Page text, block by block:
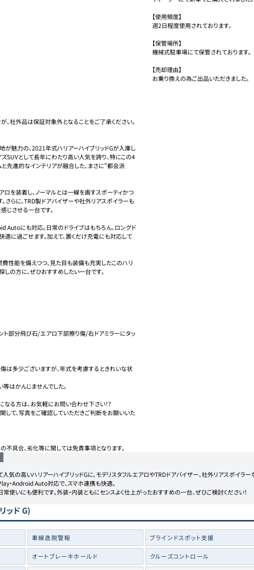
社外品は保証対象外となることをご了承ください。
魅力の、2021年式ハリアーハイブリッドGが入庫し
ズSUVとして長年にわたり高い人気を誇り、特にこの4
先進的なインテリアが融合した、まさに“都会派
ロを装着し、ノーマルとは一線を画すスポーティかつ
さらに、TRD製ドアバイザーや社外リアスポイラーも
じさせる一台です。
Autoにも対応。日常のドライブはもちろん、ロングド
適に過ごせます。加えて、置くだけ充電にも対応して
性能を備えつつ、見た目も装備も充実したこのハリ
しの方に、ぜひおすすめしたい一台です。
ト部分飛び石/エアロ下部擦り傷/右ドアミラーにタッ
は多少ございますが、年式を考慮するときれいな状
はかんじませんでした。
る方は、お気軽にお問い合わせ下さい！?
て、写真をご確認していただきご判断をお願いいた
具合、劣化等に関しては免責事項となります。
【使用頻度】
週2日程度使用されております。
【保管場所】
機械式駐車場にて保管されております。
【売却理由】
お乗り換えの為ご出品いただきました。
気の高いハリアーハイブリッドGに、モデリスタフルエアロやTRDドアバイザー、社外リアスポイラ
・Android Auto対応で、スマホ連携も快適。
使いにも便利です。外装・内装ともにセンスよく仕上がったおすすめの一台、ぜひご検討ください！
ッド G)
車線逸脱警報 ブラインドスポット支援
オートブレーキホールド クルーズコントロール